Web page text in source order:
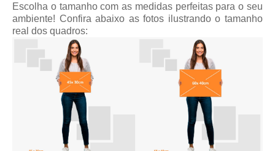
Escolha o tamanho com as medidas perfeitas para o seu
ambiente! Confira abaixo as fotos ilustrando o tamanho
real dos quadros: